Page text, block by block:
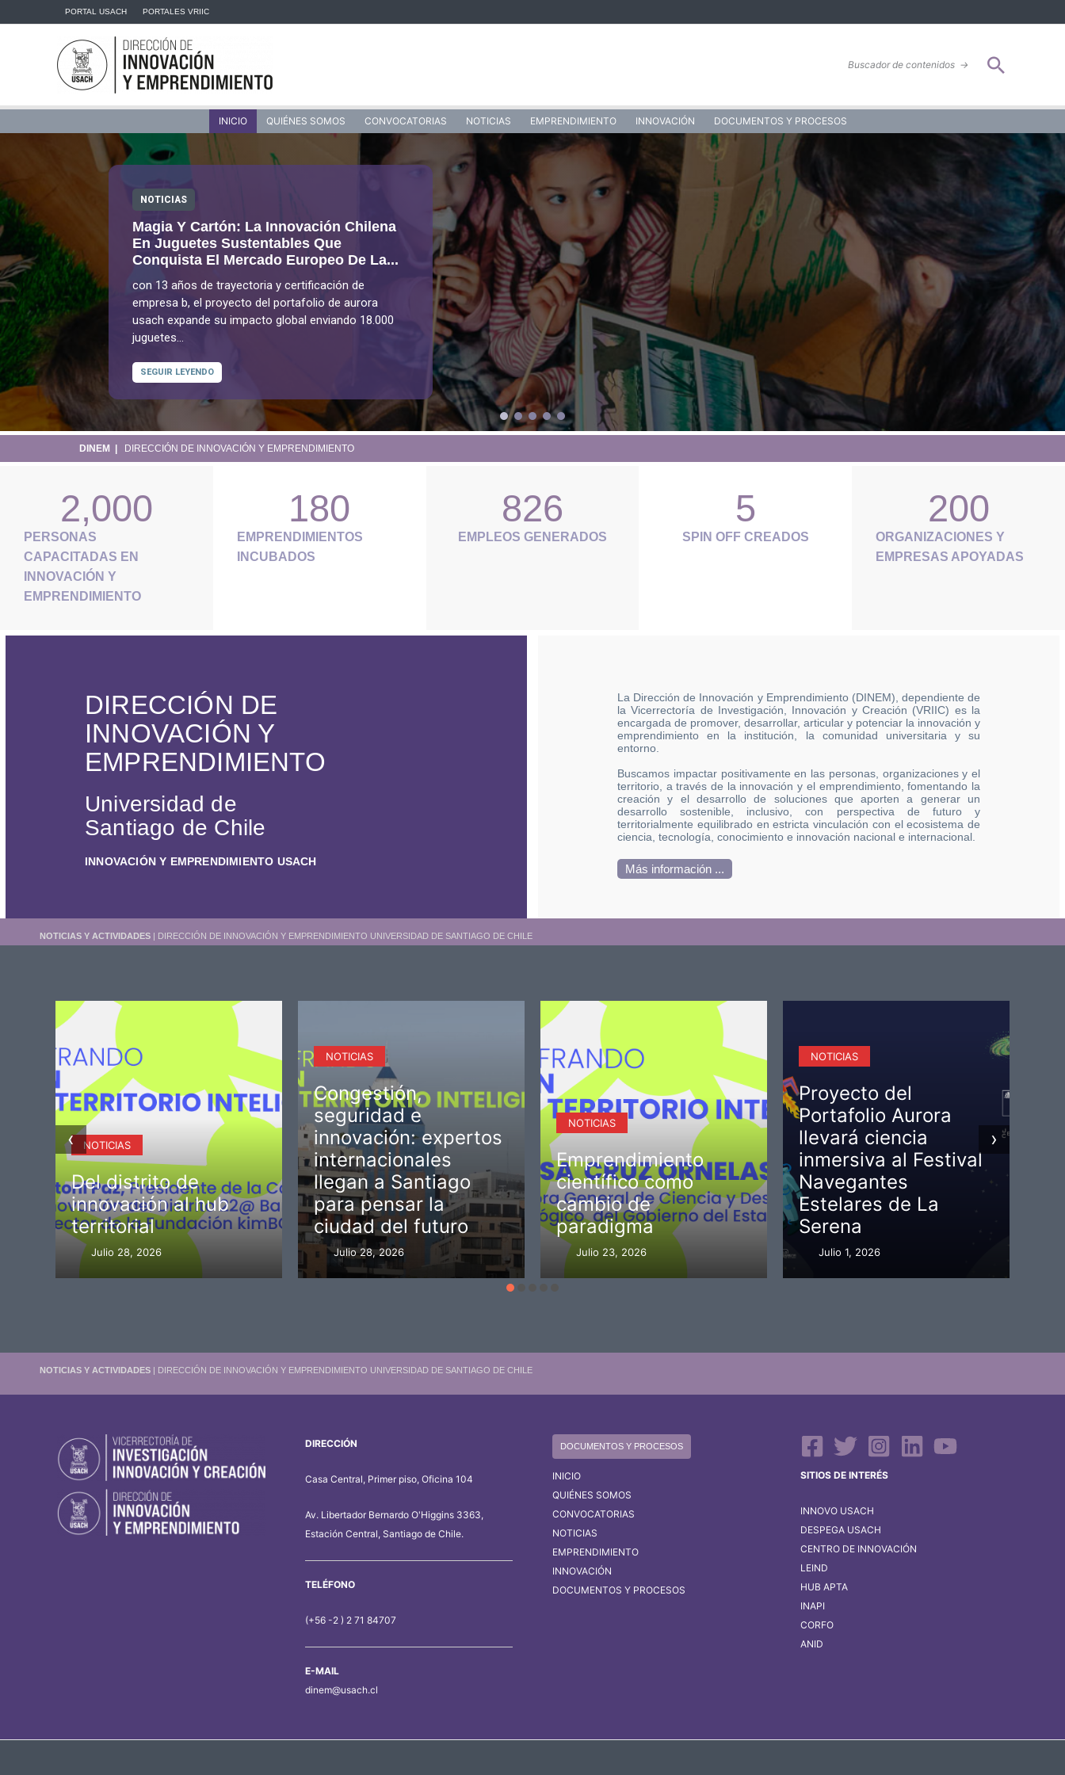
al
PORTAL USACH PORTALES VRIIC
Buscador de contenidos → Buscar
INICIO QUIÉNES SOMOS CONVOCATORIAS NOTICIAS EMPRENDIMIENTO INNOVACIÓN DOCUMENTOS Y PROCESOS
NOTICIAS
Magia Y Cartón: La Innovación Chilena
En Juguetes Sustentables Que
Conquista El Mercado Europeo De La...
con 13 años de trayectoria y certificación de
empresa b, el proyecto del portafolio de aurora
usach expande su impacto global enviando 18.000
juguetes...
SEGUIR LEYENDO
DINEM | DIRECCIÓN DE INNOVACIÓN Y EMPRENDIMIENTO
PERSONAS
CAPACITADAS EN
INNOVACIÓN Y
EMPRENDIMIENTO
2,000
EMPRENDIMIENTOS
INCUBADOS
180
EMPLEOS GENERADOS
826
SPIN OFF CREADOS
5
ORGANIZACIONES Y
EMPRESAS APOYADAS
200
DIRECCIÓN DE
INNOVACIÓN Y
EMPRENDIMIENTO
Universidad de
Santiago de Chile
INNOVACIÓN Y EMPRENDIMIENTO USACH
La Dirección de Innovación y Emprendimiento (DINEM), dependiente de
la Vicerrectoría de Investigación, Innovación y Creación (VRIIC) es la
encargada de promover, desarrollar, articular y potenciar la innovación y
emprendimiento en la institución, la comunidad universitaria y su
entorno.
Buscamos impactar positivamente en las personas, organizaciones y el
territorio, a través de la innovación y el emprendimiento, fomentando la
creación y el desarrollo de soluciones que aporten a generar un
desarrollo sostenible, inclusivo, con perspectiva de futuro y
territorialmente equilibrado en estricta vinculación con el ecosistema de
ciencia, tecnología, conocimiento e innovación nacional e internacional.
Más información ...
NOTICIAS Y ACTIVIDADES | DIRECCIÓN DE INNOVACIÓN Y EMPRENDIMIENTO UNIVERSIDAD DE SANTIAGO DE CHILE
NOTICIAS
Del distrito de
innovación al hub
territorial
Julio 28, 2026
NOTICIAS
Congestión,
seguridad e
innovación: expertos
internacionales
llegan a Santiago
para pensar la
ciudad del futuro
Julio 28, 2026
NOTICIAS
Emprendimiento
científico como
cambio de
paradigma
Julio 23, 2026
NOTICIAS
Proyecto del
Portafolio Aurora
llevará ciencia
inmersiva al Festival
Navegantes
Estelares de La
Serena
Julio 1, 2026
‹ ›
NOTICIAS Y ACTIVIDADES | DIRECCIÓN DE INNOVACIÓN Y EMPRENDIMIENTO UNIVERSIDAD DE SANTIAGO DE CHILE
DIRECCIÓN
Casa Central, Primer piso, Oficina 104
Av. Libertador Bernardo O'Higgins 3363,
Estación Central, Santiago de Chile.
TELÉFONO
(+56 -2 ) 2 71 84707
E-MAIL
dinem@usach.cl
DOCUMENTOS Y PROCESOS
INICIO
QUIÉNES SOMOS
CONVOCATORIAS
NOTICIAS
EMPRENDIMIENTO
INNOVACIÓN
DOCUMENTOS Y PROCESOS
SITIOS DE INTERÉS
INNOVO USACH
DESPEGA USACH
CENTRO DE INNOVACIÓN
LEIND
HUB APTA
INAPI
CORFO
ANID